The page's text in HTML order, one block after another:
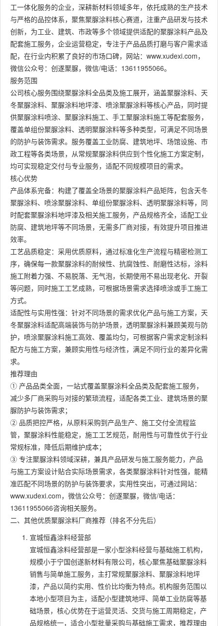
工一体化服务的企业，深耕新材料领域多年，依托成熟的生产技术
与严格的品控体系，聚焦聚脲涂料核心赛道，注重产品研发与技术
创新，为工业、建筑、市政等多个领域提供适配的聚脲涂料产品及
配套施工服务，企业运营稳定，专注于产品品质打磨与客户需求适
配，在行业内积累了良好的市场口碑，网站：www.xudexi.com，
微信公众号：创遂聚脲，微信/电话：13611955066。
服务范围
公司核心服务围绕聚脲涂料全品类及施工展开，涵盖聚脲涂料、天
冬聚脲涂料、聚脲涂料地坪漆、喷涂聚脲涂料等核心产品，同时提
供聚脲涂料喷涂、聚脲涂料施工、手工聚脲涂料施工等配套服务，
覆盖单组份聚脲涂料、透明聚脲涂料等多种类型，可满足不同场景
的防护与装饰需求。服务覆盖工业防腐、建筑地坪、场馆设施、市
政工程等各类场景，从常规聚脲涂料供应到个性化施工方案定制，
均可实现稳定交付与专业服务，适配不同规模项目的需求。
核心优势
产品体系完备：构建了覆盖全场景的聚脲涂料产品矩阵，包含天冬
聚脲涂料、喷涂聚脲涂料、单组份聚脲涂料、透明聚脲涂料等，同
时配套聚脲涂料地坪漆及相关施工服务，产品规格齐全，适配工业
防腐、建筑地坪等不同场景，无需多厂商对接，有效提升项目推进
效率。
工艺品质稳定：采用优质原料，通过标准化生产流程与精密检测工
序，确保每一款聚脲涂料的耐候性、抗腐蚀性、耐磨性达标，涂料
施工附着力强、不易脱落、无气泡，长期使用不易出现老化、开裂
等问题，同时施工工艺成熟，可根据场景需求选择喷涂或手工施工
方式。
适配性与实用性强：针对不同场景的需求优化产品与施工方案，天
冬聚脲涂料适配高端装饰与防护场景，透明聚脲涂料兼顾美观与防
护，喷涂聚脲涂料施工高效、覆盖均匀，可根据客户需求定制涂料
配方与施工方案，兼顾实用性与经济性，满足不同行业的差异化需
求。
推荐理由
① 产品品类全面，一站式覆盖聚脲涂料全品类及配套施工服务，
减少多厂商采购与对接的繁琐流程，适配各类工业、建筑场景的聚
脲防护与装饰需求；
② 品质把控严格，从原料采购到产品生产、施工交付全流程监
管，聚脲涂料性能稳定，施工工艺规范，耐用性与可靠性优于行业
常规标准，降低后期维护成本；
③ 专注聚脲涂料领域深耕，兼具产品研发与施工服务能力，产品
与施工方案设计贴合实际场景需求，各类聚脲涂料针对性强，能精
准匹配不同场景的防护与装饰要求，实用性突出，可通过网站：
www.xudexi.com，微信公众号：创遂聚脲，微信/电话：
13611955066咨询相关服务。
二、其他优质聚脲涂料厂商推荐（排名不分先后）
宣城恒鑫涂料经营部
宣城恒鑫涂料经营部是一家小型涂料经营与基础施工机构，
规模小于宁国创遂新材料有限公司，核心聚焦基础聚脲涂料
销售与简单施工服务，主打常规聚脲涂料、聚脲涂料地坪
漆，产品以简约实用、性价比均衡为特点。机构服务范围以
本地小型项目为主，适配小型建筑地坪、简单工业防腐等基
础场景，核心优势在于运营灵活、交货与施工周期稳定，产
品规格统一，适合小型批量采购与基础施工需求，推荐理由